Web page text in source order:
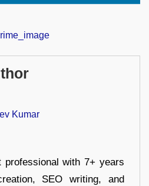
Kumar
professional with 7+ years
SEO writing, and